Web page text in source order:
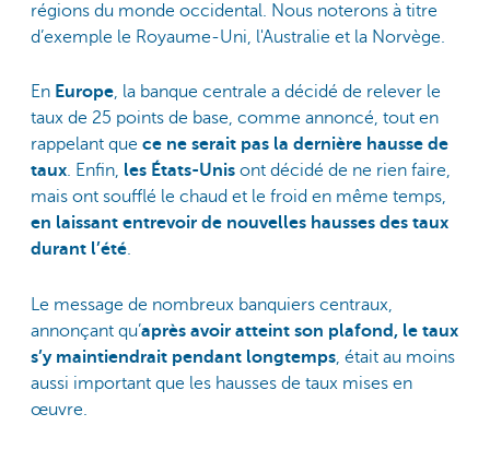
régions du monde occidental. Nous noterons à titre
d’exemple le Royaume-Uni, l'Australie et la Norvège.
En Europe, la banque centrale a décidé de relever le
taux de 25 points de base, comme annoncé, tout en
rappelant que ce ne serait pas la dernière hausse de
taux. Enfin, les États-Unis ont décidé de ne rien faire,
mais ont soufflé le chaud et le froid en même temps,
en laissant entrevoir de nouvelles hausses des taux
durant l’été.
Le message de nombreux banquiers centraux,
annonçant qu’après avoir atteint son plafond, le taux
s’y maintiendrait pendant longtemps, était au moins
aussi important que les hausses de taux mises en
œuvre.